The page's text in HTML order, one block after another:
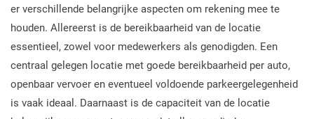
er verschillende belangrijke aspecten om rekening mee te
houden. Allereerst is de bereikbaarheid van de locatie
essentieel, zowel voor medewerkers als genodigden. Een
centraal gelegen locatie met goede bereikbaarheid per auto,
openbaar vervoer en eventueel voldoende parkeergelegenheid
is vaak ideaal. Daarnaast is de capaciteit van de locatie